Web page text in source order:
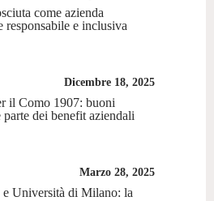
come azienda
responsabile e inclusiva
Dicembre 18, 2025
il Como 1907: buoni
parte dei benefit aziendali
Marzo 28, 2025
e Università di Milano: la